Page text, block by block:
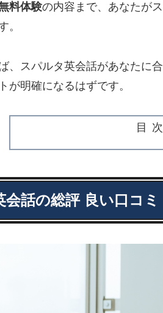
料体験の内容まで、あなたが
。
、スパルタ英会話があなたに
が明確になるはずです。
目次
会話の総評 良い口コ